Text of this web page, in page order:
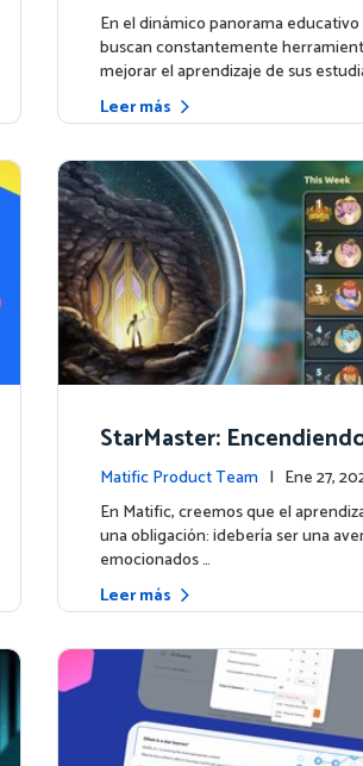
la plataforma
En el dinámico panorama
buscan constantemente
mejorar el aprendizaje de sus
Leer más
StarMaster:
prendizaje a través de
istosa
Matific Product Team | Ene 27,
la plataforma
En Matific, creemos que el
una obligación: ¡debería ser una
emocionados …
Leer más